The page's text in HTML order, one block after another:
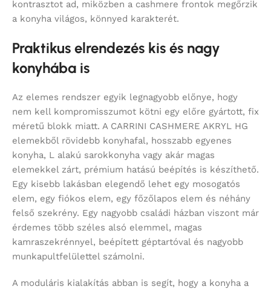
kontrasztot ad, miközben a cashmere frontok megőrzik
a konyha világos, könnyed karakterét.
Praktikus elrendezés kis és nagy
konyhába is
Az elemes rendszer egyik legnagyobb előnye, hogy
nem kell kompromisszumot kötni egy előre gyártott, fix
méretű blokk miatt. A CARRINI CASHMERE AKRYL HG
elemekből rövidebb konyhafal, hosszabb egyenes
konyha, L alakú sarokkonyha vagy akár magas
elemekkel zárt, prémium hatású beépítés is készíthető.
Egy kisebb lakásban elegendő lehet egy mosogatós
elem, egy fiókos elem, egy főzőlapos elem és néhány
felső szekrény. Egy nagyobb családi házban viszont már
érdemes több széles alsó elemmel, magas
kamraszekrénnyel, beépített géptartóval és nagyobb
munkapultfelülettel számolni.
A moduláris kialakítás abban is segít, hogy a konyha a